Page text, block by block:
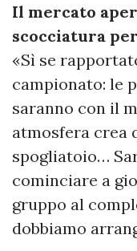
Il mercato
scocciatura
«Sì se
campionato: le
saranno con il
atmosfera crea
spogliatoio…
cominciare a
gruppo al
dobbiamo